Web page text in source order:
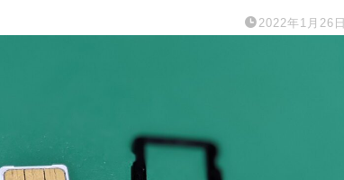
2022年1月26日